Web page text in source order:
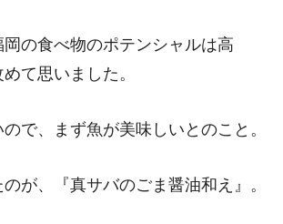
の食べ物のポテンシャルは高
て思いました。
で、まず魚が美味しいとのこと。
が、『真サバのごま醤油和え』。